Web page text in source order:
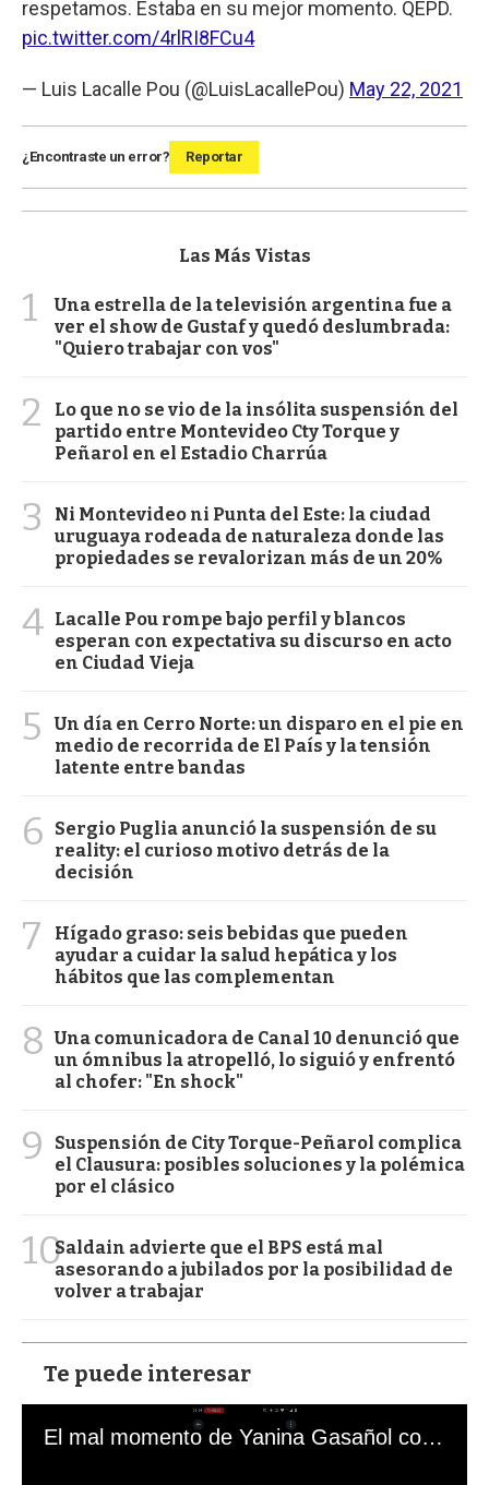
respetamos. Estaba en su mejor momento. QEPD.
pic.twitter.com/4rlRI8FCu4
— Luis Lacalle Pou (@LuisLacallePou) May 22, 2021
¿Encontraste un error? Reportar
Las Más Vistas
1
Una estrella de la televisión argentina fue a
ver el show de Gustaf y quedó deslumbrada:
"Quiero trabajar con vos"
2
Lo que no se vio de la insólita suspensión del
partido entre Montevideo Cty Torque y
Peñarol en el Estadio Charrúa
3
Ni Montevideo ni Punta del Este: la ciudad
uruguaya rodeada de naturaleza donde las
propiedades se revalorizan más de un 20%
4 Lacalle Pou rompe bajo perfil y blancos
esperan con expectativa su discurso en acto
en Ciudad Vieja
5
Un día en Cerro Norte: un disparo en el pie en
medio de recorrida de El País y la tensión
latente entre bandas
6
Sergio Puglia anunció la suspensión de su
reality: el curioso motivo detrás de la
decisión
7
Hígado graso: seis bebidas que pueden
ayudar a cuidar la salud hepática y los
hábitos que las complementan
8 Una comunicadora de Canal 10 denunció que
un ómnibus la atropelló, lo siguió y enfrentó
al chofer: "En shock"
9
Suspensión de City Torque-Peñarol complica
el Clausura: posibles soluciones y la polémica
por el clásico
10Saldain advierte que el BPS está mal
asesorando a jubilados por la posibilidad de
volver a trabajar
Te puede interesar
El mal momento de Yanina Gasañol con un hincha argentino en "Subrayado"